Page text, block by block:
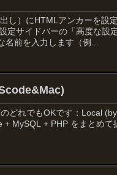
し）にHTMLアンカーを設
サイドバーの「高度な設
名前を入力します（例...
どれでもOKです：Local
MySQL + PHP をまとめて